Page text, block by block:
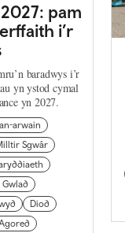
pam
i’r
baradwys i’r
yn ystod cymal
yn 2027.
arwain
Sgwâr
Gwlad
Diod